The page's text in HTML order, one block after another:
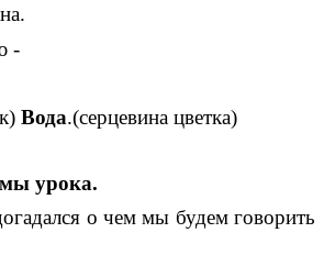
-
Вода.(серцевина цветка)
урока.
о чем мы будем говорить